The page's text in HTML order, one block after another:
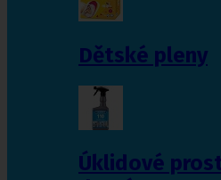
Dětské pleny
Úklidové